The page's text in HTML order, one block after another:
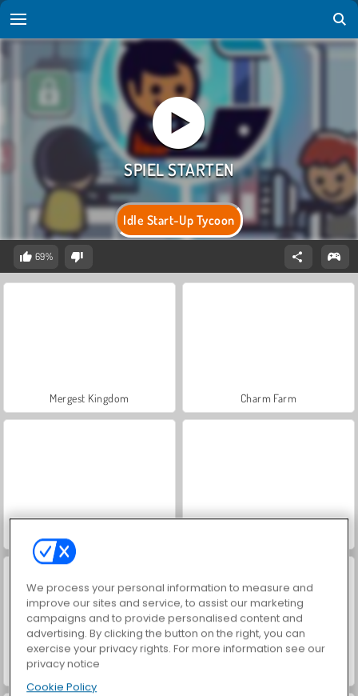
Idle Start-Up Tycoon
69%
Mergest Kingdom Charm Farm
Pou
We process your personal information to measure and
improve our sites and service, to assist our marketing
campaigns and to provide personalised content and
advertising. By clicking the button on the right, you can
exercise your privacy rights. For more information see our
privacy notice
Cookie Policy